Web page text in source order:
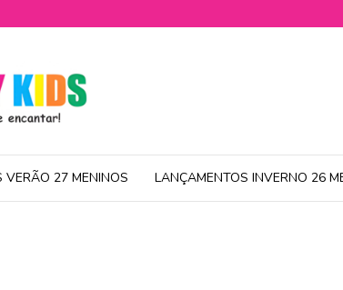
VERÃO 27 MENINOS LANÇAMENTOS INVERNO 26